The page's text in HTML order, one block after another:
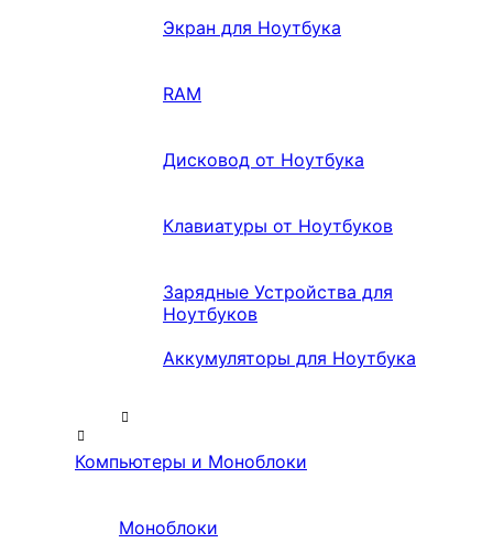
Экран для Ноутбука
RAM
Дисковод от Ноутбука
Клавиатуры от Ноутбуков
Зарядные Устройства для
Ноутбуков
Аккумуляторы для Ноутбука
Компьютеры и Моноблоки
Моноблоки